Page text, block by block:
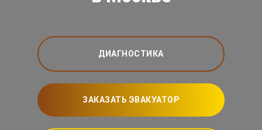
ДИАГНОСТИКА
ЗАКАЗАТЬ ЭВАКУАТОР